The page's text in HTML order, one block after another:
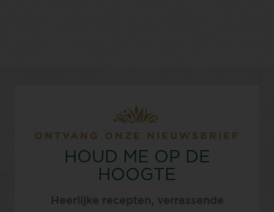
ONTVANG ONZE NIEUWSBRIEF
HOUD ME OP DE
HOOGTE
Heerlijke recepten, verrassende